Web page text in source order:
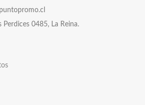
Perdices 0485, La Reina.